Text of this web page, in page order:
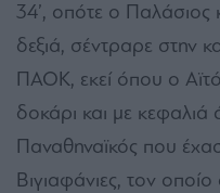
34’, οπότε ο
δεξιά, σέντραρε στην
ΠΑΟΚ, εκεί όπου ο
δοκάρι και με κεφαλιά
Παναθηναϊκός που
Βιγιαφάνιες, τον